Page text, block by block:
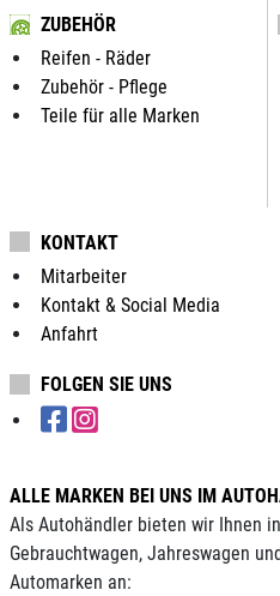
ZUBEHÖR
Reifen - Räder
Zubehör - Pflege
Teile für alle Marken
KONTAKT
Mitarbeiter
Kontakt & Social Media
Anfahrt
FOLGEN SIE UNS
ALLE MARKEN BEI UNS IM
Als Autohändler bieten wir Ihnen
Gebrauchtwagen, Jahreswagen
Automarken an: